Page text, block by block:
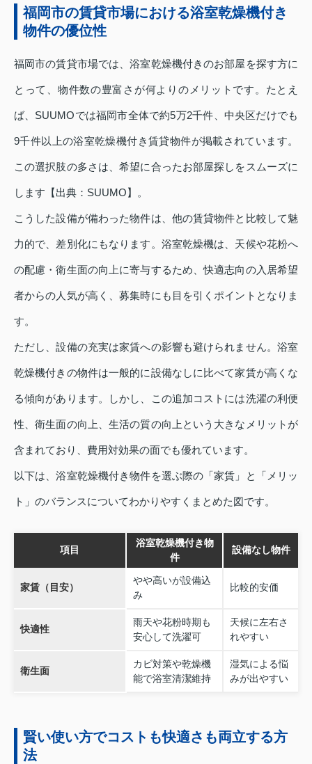
福岡市の賃貸市場における浴室乾燥機付き
物件の優位性
福岡市の賃貸市場では、浴室乾燥機付きのお部屋を探す方に
とって、物件数の豊富さが何よりのメリットです。たとえ
ば、SUUMOでは福岡市全体で約5万2千件、中央区だけでも
9千件以上の浴室乾燥機付き賃貸物件が掲載されています。
この選択肢の多さは、希望に合ったお部屋探しをスムーズに
します【出典：SUUMO】。
こうした設備が備わった物件は、他の賃貸物件と比較して魅
力的で、差別化にもなります。浴室乾燥機は、天候や花粉へ
の配慮・衛生面の向上に寄与するため、快適志向の入居希望
者からの人気が高く、募集時にも目を引くポイントとなりま
す。
ただし、設備の充実は家賃への影響も避けられません。浴室
乾燥機付きの物件は一般的に設備なしに比べて家賃が高くな
る傾向があります。しかし、この追加コストには洗濯の利便
性、衛生面の向上、生活の質の向上という大きなメリットが
含まれており、費用対効果の面でも優れています。
以下は、浴室乾燥機付き物件を選ぶ際の「家賃」と「メリッ
ト」のバランスについてわかりやすくまとめた図です。
項目
浴室乾燥機付き物
件
設備なし物件
家賃（目安）
やや高いが設備込
み
比較的安価
快適性
雨天や花粉時期も
安心して洗濯可
天候に左右さ
れやすい
衛生面
カビ対策や乾燥機
能で浴室清潔維持
湿気による悩
みが出やすい
賢い使い方でコストも快適さも両立する方
法